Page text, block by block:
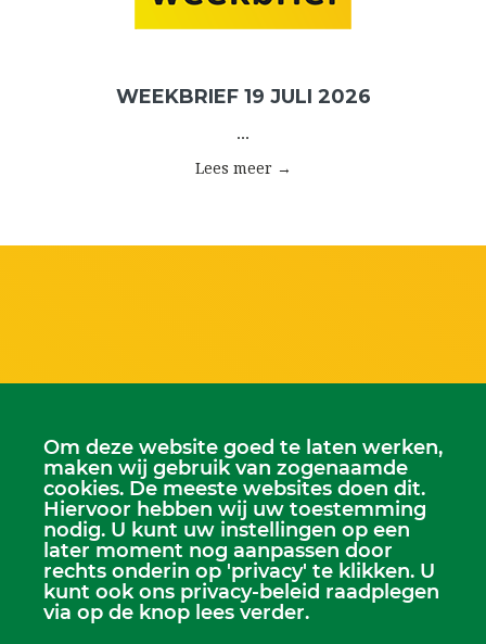
WEEKBRIEF 19 JULI 2026
...
Lees meer →
Scriba
Dhr. Leen Kruithof
scriba@kerkheerjansdam.nl
Om deze website goed te laten werken,
maken wij gebruik van zogenaamde
cookies. De meeste websites doen dit.
Hiervoor hebben wij uw toestemming
nodig. U kunt uw instellingen op een
later moment nog aanpassen door
rechts onderin op 'privacy' te klikken. U
kunt ook ons privacy-beleid raadplegen
via op de knop lees verder.